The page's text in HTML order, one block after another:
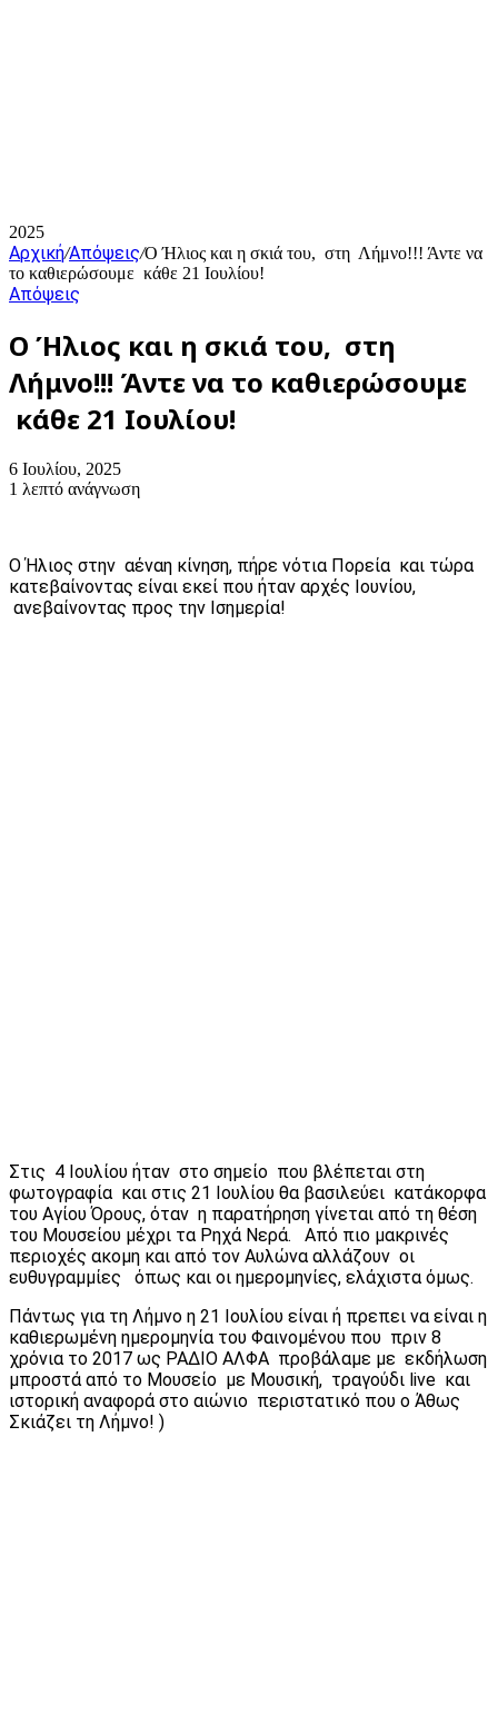
2025
Αρχική/Απόψεις/Ο Ήλιος και η σκιά του, στη Λήμνο!!! Άντε να
το καθιερώσουμε κάθε 21 Ιουλίου!
Απόψεις
Ο Ήλιος και η σκιά του, στη
Λήμνο!!! Άντε να το καθιερώσουμε
κάθε 21 Ιουλίου!
6 Ιουλίου, 2025
1 λεπτό ανάγνωση
Ο Ήλιος στην αέναη κίνηση, πήρε νότια Πορεία και τώρα
κατεβαίνοντας είναι εκεί που ήταν αρχές Ιουνίου,
ανεβαίνοντας προς την Ισημερία!
Στις 4 Ιουλίου ήταν στο σημείο που βλέπεται στη
φωτογραφία και στις 21 Ιουλίου θα βασιλεύει κατάκορφα
του Αγίου Όρους, όταν η παρατήρηση γίνεται από τη θέση
του Μουσείου μέχρι τα Ρηχά Νερά. Από πιο μακρινές
περιοχές ακομη και από τον Αυλώνα αλλάζουν οι
ευθυγραμμίες όπως και οι ημερομηνίες, ελάχιστα όμως.
Πάντως για τη Λήμνο η 21 Ιουλίου είναι ή πρεπει να είναι η
καθιερωμένη ημερομηνία του Φαινομένου που πριν 8
χρόνια το 2017 ως ΡΑΔΙΟ ΑΛΦΑ προβάλαμε με εκδήλωση
μπροστά από το Μουσείο με Μουσική, τραγούδι live και
ιστορική αναφορά στο αιώνιο περιστατικό που ο Άθως
Σκιάζει τη Λήμνο! )